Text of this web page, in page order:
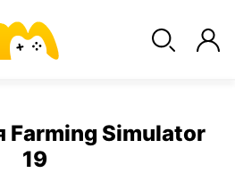
Simulator
19